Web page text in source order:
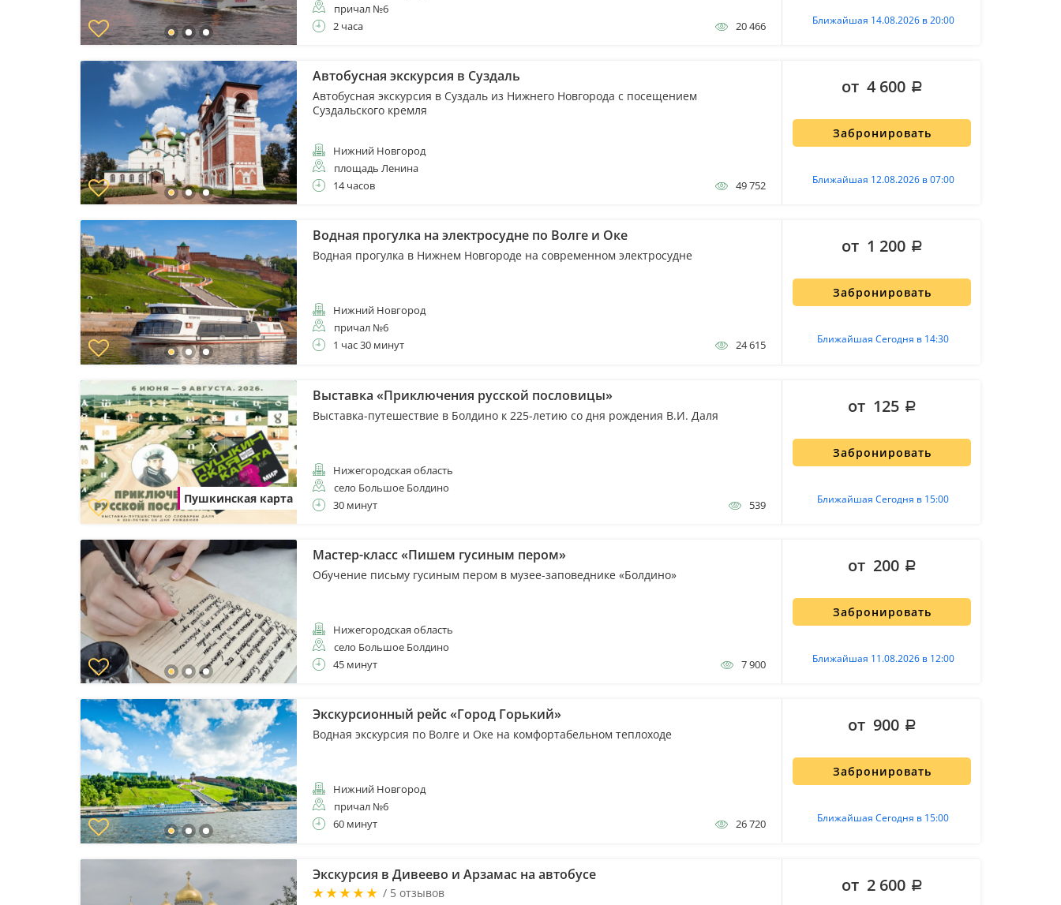
причал №6
2 часа
20 466 Ближайшая 14.08.2026 в 20:00
Автобусная экскурсия в Суздаль
Автобусная экскурсия в Суздаль из Нижнего Новгорода с посещением
Суздальского кремля
Нижний Новгород
площадь Ленина
14 часов
49 752
Забронировать
Ближайшая 12.08.2026 в 07:00
от 4 600
Водная прогулка на электросудне по Волге и Оке
Водная прогулка в Нижнем Новгороде на современном электросудне
Нижний Новгород
причал №6
1 час 30 минут
24 615
Забронировать
Ближайшая Сегодня в 14:30
от 1 200
Пушкинская карта
Выставка «Приключения русской пословицы»
Выставка-путешествие в Болдино к 225-летию со дня рождения В.И. Даля
Нижегородская область
село Большое Болдино
30 минут
539
Забронировать
Ближайшая Сегодня в 15:00
от 125
Мастер-класс «Пишем гусиным пером»
Обучение письму гусиным пером в музее-заповеднике «Болдино»
Нижегородская область
село Большое Болдино
45 минут
7 900
Забронировать
Ближайшая 11.08.2026 в 12:00
от 200
Экскурсионный рейс «Город Горький»
Водная экскурсия по Волге и Оке на комфортабельном теплоходе
Нижний Новгород
причал №6
60 минут
26 720
Забронировать
Ближайшая Сегодня в 15:00
от 900
Экскурсия в Дивеево и Арзамас на автобусе
/ 5 отзывов
от 2 600